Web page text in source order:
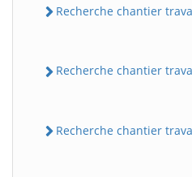
Recherche chantier
Recherche chantier
Recherche chantier
B BatiWebPro